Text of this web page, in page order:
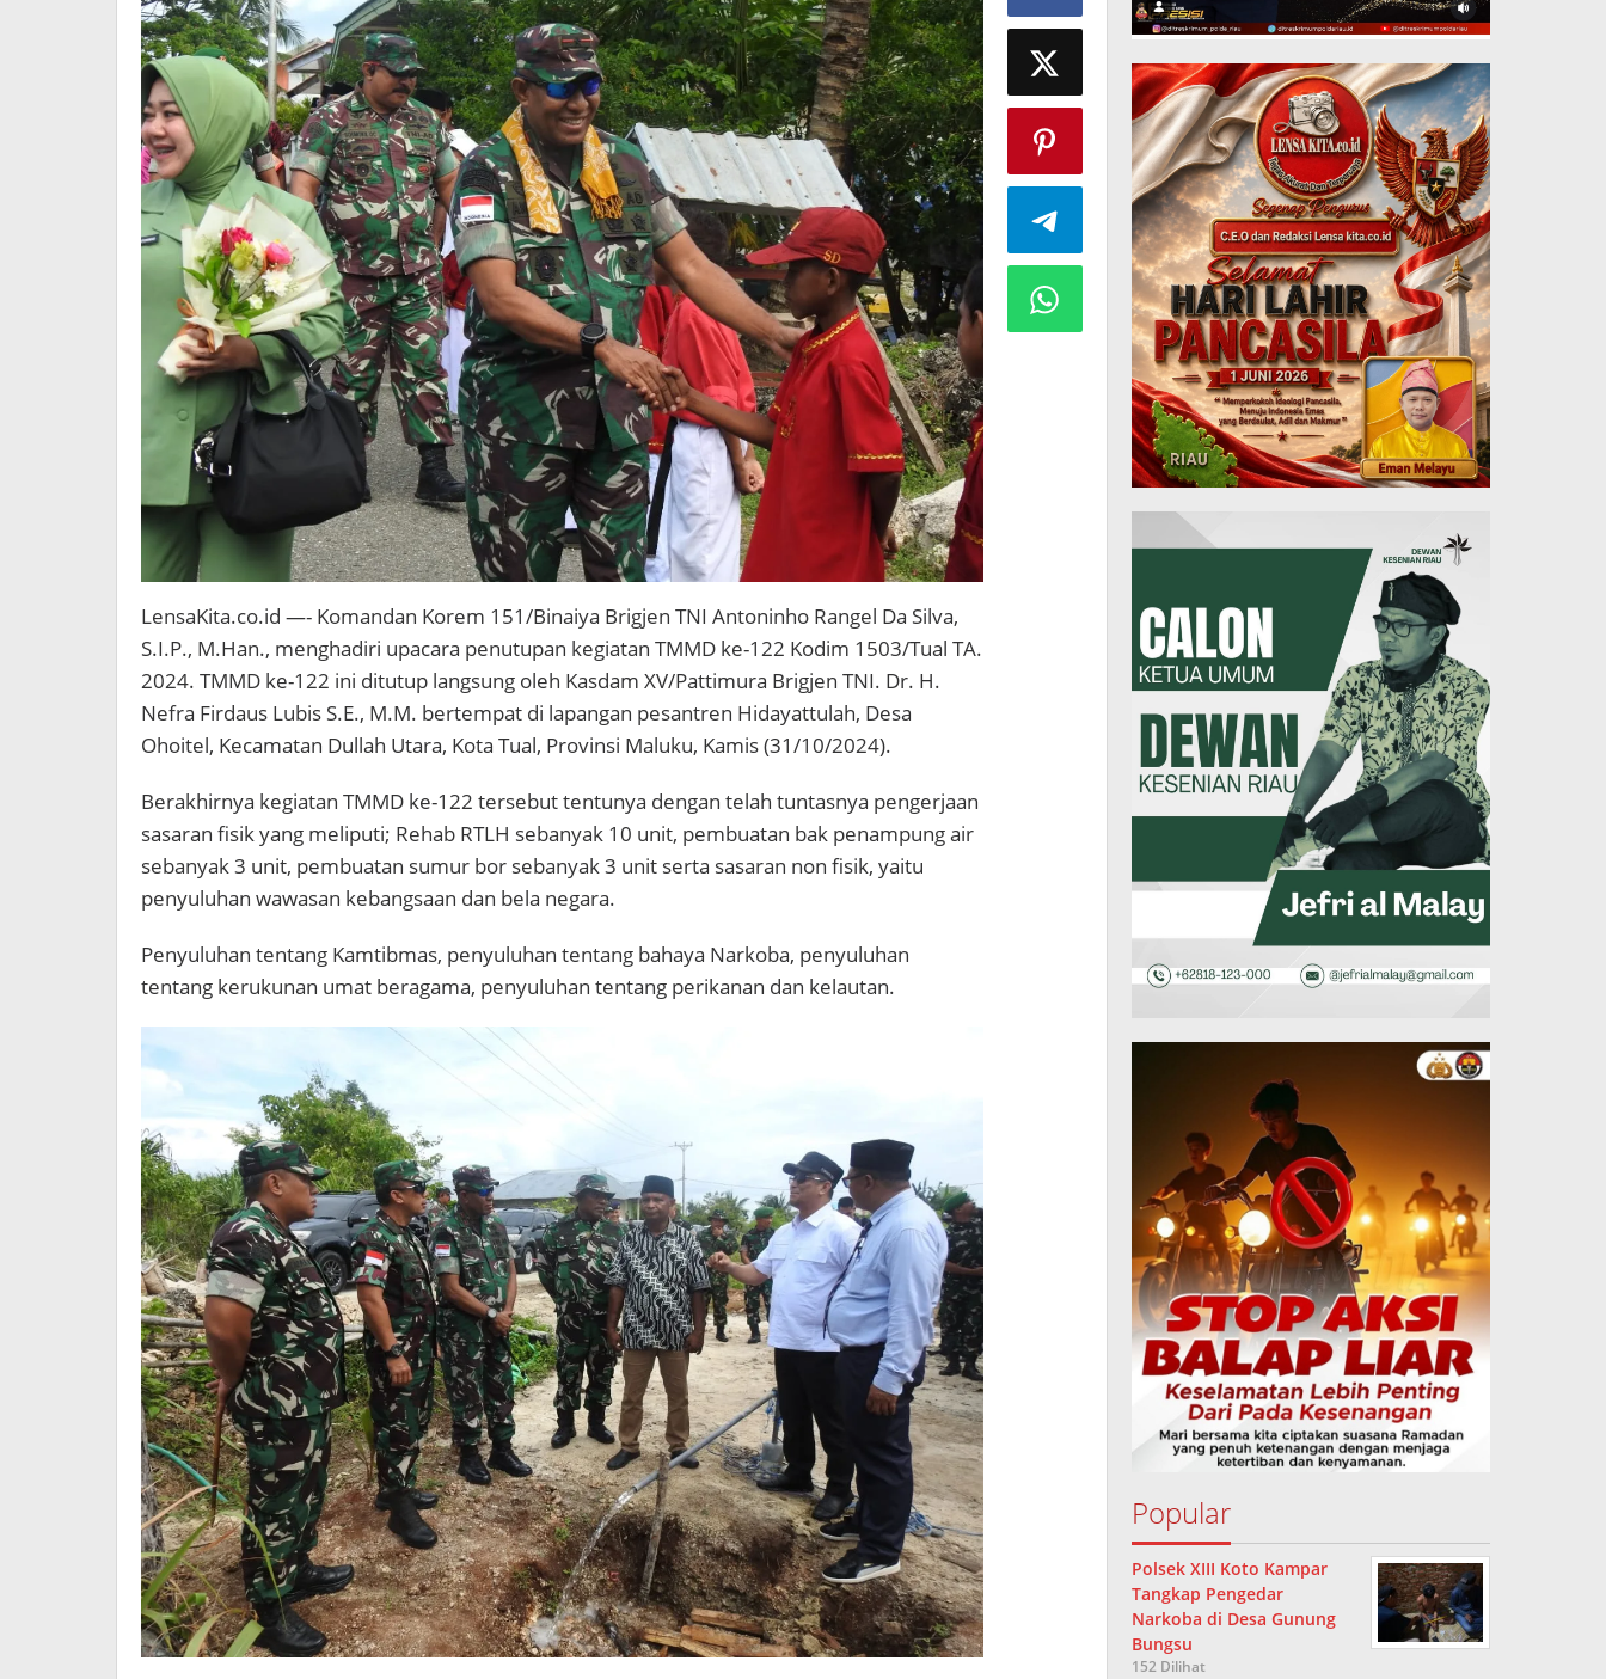
LensaKita.co.id —- Komandan Korem 151/Binaiya Brigjen TNI Antoninho Rangel Da Silva,
S.I.P., M.Han., menghadiri upacara penutupan kegiatan TMMD ke-122 Kodim 1503/Tual TA.
2024. TMMD ke-122 ini ditutup langsung oleh Kasdam XV/Pattimura Brigjen TNI. Dr. H.
Nefra Firdaus Lubis S.E., M.M. bertempat di lapangan pesantren Hidayattulah, Desa
Ohoitel, Kecamatan Dullah Utara, Kota Tual, Provinsi Maluku, Kamis (31/10/2024).
Berakhirnya kegiatan TMMD ke-122 tersebut tentunya dengan telah tuntasnya pengerjaan
sasaran fisik yang meliputi; Rehab RTLH sebanyak 10 unit, pembuatan bak penampung air
sebanyak 3 unit, pembuatan sumur bor sebanyak 3 unit serta sasaran non fisik, yaitu
penyuluhan wawasan kebangsaan dan bela negara.
Penyuluhan tentang Kamtibmas, penyuluhan tentang bahaya Narkoba, penyuluhan
tentang kerukunan umat beragama, penyuluhan tentang perikanan dan kelautan.
Popular
Polsek XIII Koto Kampar
Tangkap Pengedar
Narkoba di Desa Gunung
Bungsu
152 Dilihat